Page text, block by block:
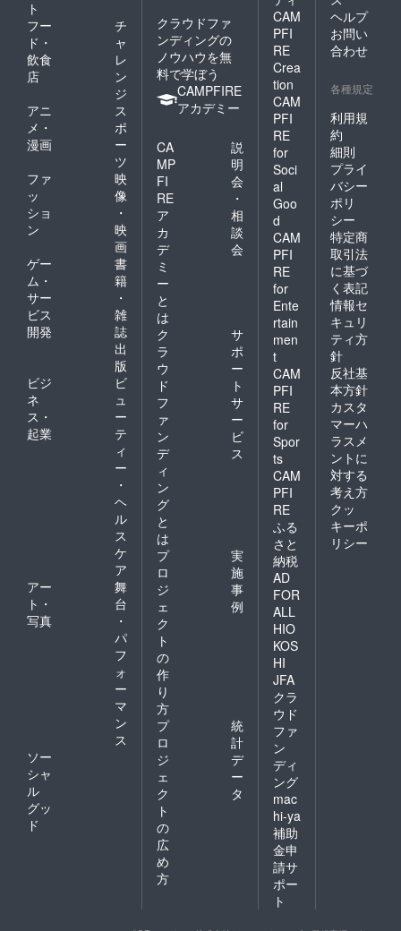
ト
フー
ド・
飲食
店
チ
ャ
レ
ン
ジ
アニ
メ・
漫画
ス
ポ
ー
ツ
ファ
ッ
ショ
ン
映
像
・
映
画
ゲー
ム・
サー
ビス
開発
書
籍
・
雑
誌
出
版
ビジ
ネ
ス・
起業
ビ
ュ
ー
テ
ィ
ー
・
ヘ
ル
ス
ケ
ア
アー
ト・
写真
舞
台
・
パ
フ
ォ
ー
マ
ン
ス
ソー
シャ
ル
グッ
ド
クラウドファ
ンディングの
ノウハウを無
料で学ぼう
CAMPFIRE
アカデミー
CA
MP
FI
RE
ア
カ
デ
ミ
ー
と
は
説
明
会
・
相
談
会
ク
ラ
ウ
ド
フ
ァ
ン
デ
ィ
ン
グ
と
は
サ
ポ
ー
ト
サ
ー
ビ
ス
プ
ロ
ジ
ェ
ク
ト
の
作
り
方
実
施
事
例
プ
ロ
ジ
ェ
ク
ト
の
広
め
方
統
計
デ
ー
タ
CAM
PFI
RE
Crea
tion
CAM
PFI
RE
for
Soci
al
Goo
d
CAM
PFI
RE
for
Ente
rtain
men
t
CAM
PFI
RE
for
Spor
ts
CAM
PFI
RE
ふる
さと
納税
AD
FOR
ALL
HIO
KOS
HI
JFA
クラ
ウド
ファ
ン
ディ
ング
mac
hi-ya
補助
金申
請サ
ポー
ト
ヘルプ
お問い
合わせ
各種規定
利用規
約
細則
プライ
バシー
ポリ
シー
特定商
取引法
に基づ
く表記
情報セ
キュリ
ティ方
針
反社基
本方針
カスタ
マーハ
ラスメ
ントに
対する
考え方
クッ
キーポ
リシー